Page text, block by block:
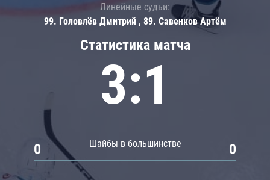
Статистика матча
3:1
Шайбы в большинстве
0 0
Линейные судьи:
99. Головлёв Дмитрий , 89. Савенков Артём